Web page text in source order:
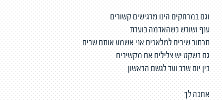
וגם במרחקים הינו מרגישים קשורים
ענף ושורש כשהאדמה בוערת
תכתוב שירים למלאכים אני אשמע אותם שרים
גם בשקט יש צלילים אם מקשיבים
בין יום שרב ועד לגשם הראשון
אחכה לך